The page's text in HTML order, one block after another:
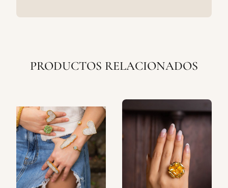
PRODUCTOS RELACIONADOS